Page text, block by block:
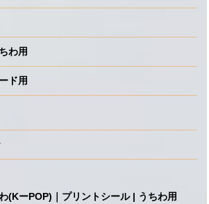
わ用
ド用
(KーPOP)｜プリントシール | うちわ用